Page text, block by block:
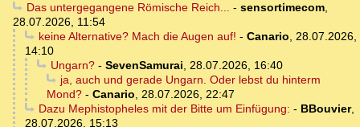
Das untergegangene Römische Reich... - sensortimecom,
28.07.2026, 11:54
keine Alternative? Mach die Augen auf! - Canario, 28.07.2026,
14:10
Ungarn?- SevenSamurai, 28.07.2026, 16:40
ja, auch und gerade Ungarn. Oder lebst du hinterm
Mond? - Canario, 28.07.2026, 22:47
Dazu Mephistopheles mit der Bitte um Einfügung: - BBouvier,
28.07.2026, 15:13